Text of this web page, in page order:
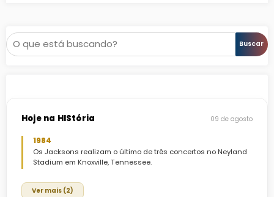
Pesquisar Buscar
Hoje na HIStória 09 de agosto
1984
Os Jacksons realizam o último de três concertos no Neyland
Stadium em Knoxville, Tennessee.
Ver mais (2)